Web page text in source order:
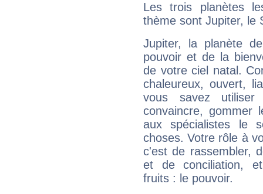
Les trois planètes
thème sont Jupiter, le
Jupiter, la planète
pouvoir et de la
de votre ciel natal.
chaleureux, ouvert,
vous savez
convaincre, gommer
aux spécialistes le
choses. Votre rôle à
c'est de rassembler,
et de conciliation,
fruits : le pouvoir.